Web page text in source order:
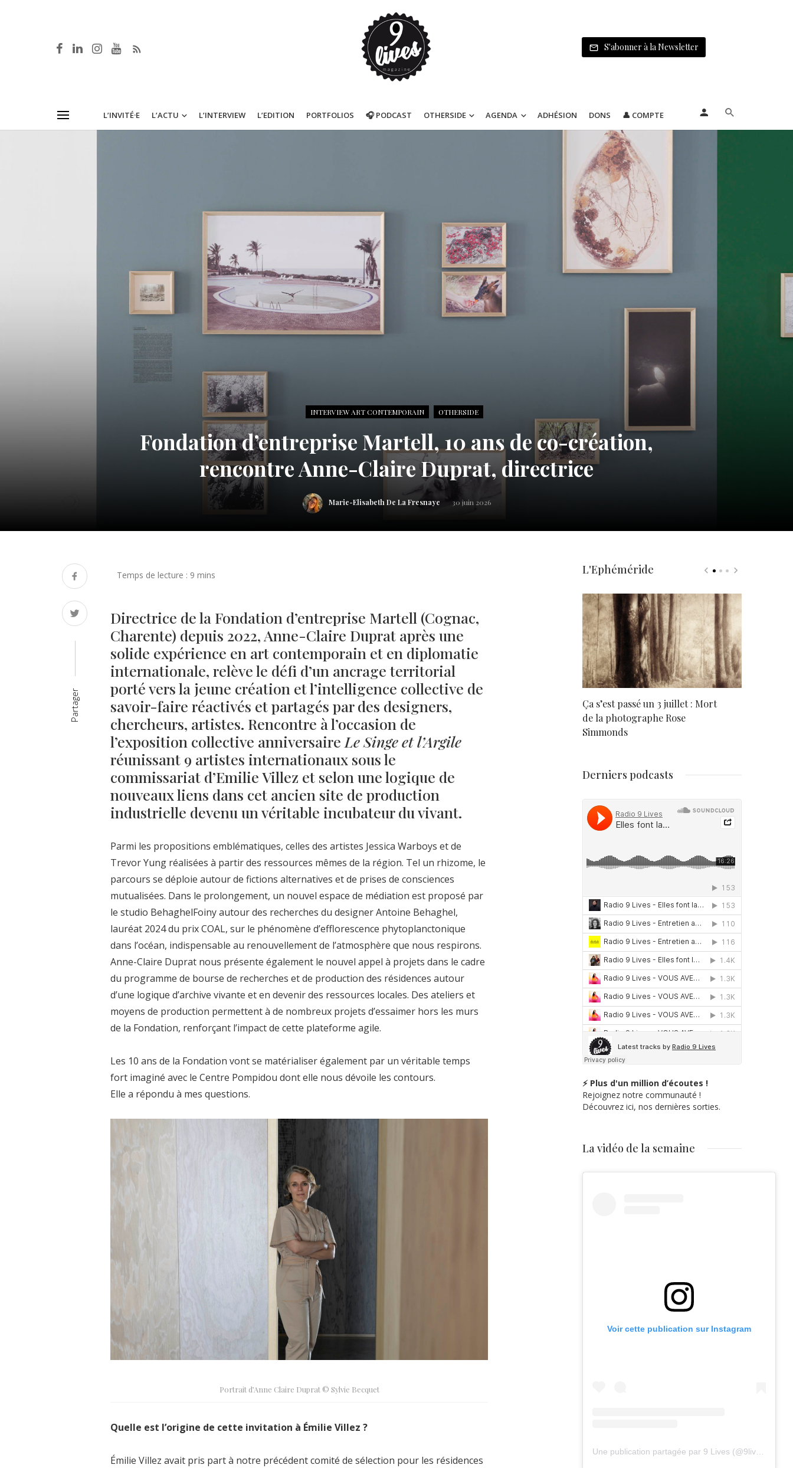
S'abonner à la Newsletter
L’INVITÉ·E L’ACTU L’INTERVIEW L’EDITION PORTFOLIOS 🎧 PODCAST OTHERSIDE AGENDA ADHÉSION DONS 👤 COMPTE
INTERVIEW ART CONTEMPORAIN OTHERSIDE
Fondation d’entreprise Martell, 10 ans de co-création,
rencontre Anne-Claire Duprat, directrice
Marie-Elisabeth De La Fresnaye 30 juin 2026
Partager
Directrice de la Fondation d’entreprise Martell (Cognac,
Charente) depuis 2022, Anne-Claire Duprat après une
solide expérience en art contemporain et en diplomatie
internationale, relève le défi d’un ancrage territorial
porté vers la jeune création et l’intelligence collective de
savoir-faire réactivés et partagés par des designers,
chercheurs, artistes. Rencontre à l’occasion de
l’exposition collective anniversaire Le Singe et l’Argile
réunissant 9 artistes internationaux sous le
commissariat d’Emilie Villez et selon une logique de
nouveaux liens dans cet ancien site de production
industrielle devenu un véritable incubateur du vivant.
Parmi les propositions emblématiques, celles des artistes Jessica Warboys et de
Trevor Yung réalisées à partir des ressources mêmes de la région. Tel un rhizome, le
parcours se déploie autour de fictions alternatives et de prises de consciences
mutualisées. Dans le prolongement, un nouvel espace de médiation est proposé par
le studio BehaghelFoiny autour des recherches du designer Antoine Behaghel,
lauréat 2024 du prix COAL, sur le phénomène d’efflorescence phytoplanctonique
dans l’océan, indispensable au renouvellement de l’atmosphère que nous respirons.
Anne-Claire Duprat nous présente également le nouvel appel à projets dans le cadre
du programme de bourse de recherches et de production des résidences autour
d’une logique d’archive vivante et en devenir des ressources locales. Des ateliers et
moyens de production permettent à de nombreux projets d’essaimer hors les murs
de la Fondation, renforçant l’impact de cette plateforme agile.
Les 10 ans de la Fondation vont se matérialiser également par un véritable temps
fort imaginé avec le Centre Pompidou dont elle nous dévoile les contours.
Elle a répondu à mes questions.
Portrait d’Anne Claire Duprat © Sylvie Becquet
Quelle est l’origine de cette invitation à Émilie Villez ?
Émilie Villez avait pris part à notre précédent comité de sélection pour les résidences
L'Ephéméride
Né un 2 juillet : André Kertész
Né un 1er juillet : Léonard
Misonne
Ça s’est passé un 3 juillet : Mort
de la photographe Rose
Simmonds
Derniers podcasts
⚡ Plus d'un million d’écoutes !
Rejoignez notre communauté !
Découvrez ici, nos dernières sorties.
La vidéo de la semaine
Voir cette publication sur Instagram